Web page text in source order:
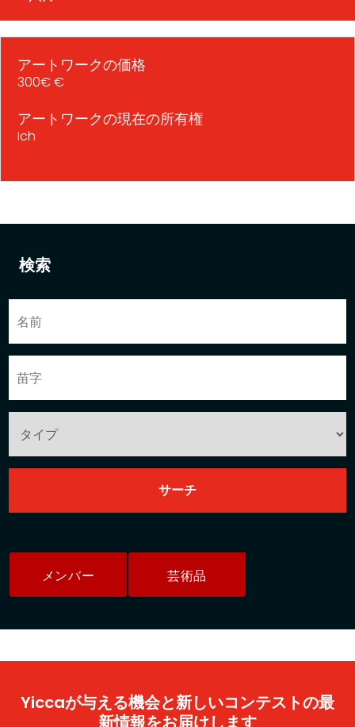
検索
メンバー 芸術品
アートワークの価格
300€ €
アートワークの現在の所有権
Ich
Yiccaが与える機会と新しいコンテストの最
新情報をお届けします